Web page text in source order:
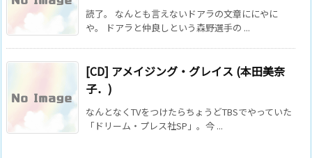
読了。 なんとも言えないドアラの文章ににやに
や。 ドアラと仲良しという森野選手の ...
[CD] アメイジング・グレイス (本田美奈
子．)
なんとなくTVをつけたらちょうどTBSでやっていた
「ドリーム・プレス社SP」。今 ...